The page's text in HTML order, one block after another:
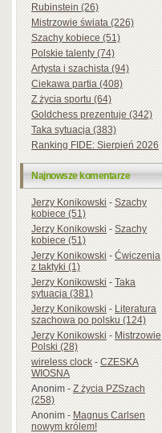
Rubinstein (26)
Mistrzowie świata (226)
Szachy kobiece (51)
Polskie talenty (74)
Artysta i szachista (94)
Ciekawa partia (408)
Z życia sportu (64)
Goldchess prezentuje (342)
Taka sytuacja (383)
Ranking FIDE: Sierpień 2026
Najnowsze komentarze
Jerzy Konikowski-Szachy
kobiece (51)
Jerzy Konikowski-Szachy
kobiece (51)
Jerzy Konikowski-Ćwiczenia
z taktyki (1)
Jerzy Konikowski-Taka
sytuacja (381)
Jerzy Konikowski-Literatura
szachowa po polsku (124)
Jerzy Konikowski-Mistrzowie
Polski (28)
wireless clock-CZESKA
WIOSNA
Anonim-Z życia PZSzach
(258)
Anonim-Magnus Carlsen
nowym królem!